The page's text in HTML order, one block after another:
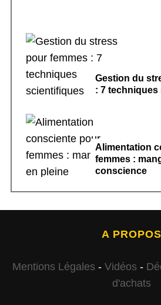
Gestion du
: 7
Alimentation
femmes :
conscience
A PROPOS
Mentions Légales - Vidéos -
d'achats